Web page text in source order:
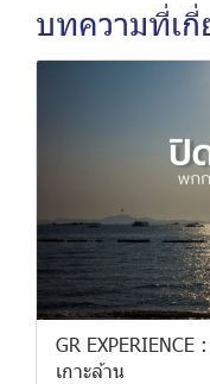
บทความที่เกี่
GR
เกาะล้าน